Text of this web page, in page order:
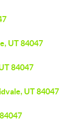
UT 84047
84047
UT 84047